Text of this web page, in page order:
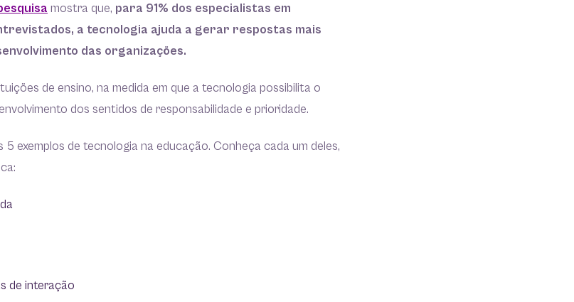
mostra que, para 91% dos especialistas em
a tecnologia ajuda a gerar respostas mais
das organizações.
de ensino, na medida em que a tecnologia possibilita o
dos sentidos de responsabilidade e prioridade.
exemplos de tecnologia na educação. Conheça cada um deles,
de interação